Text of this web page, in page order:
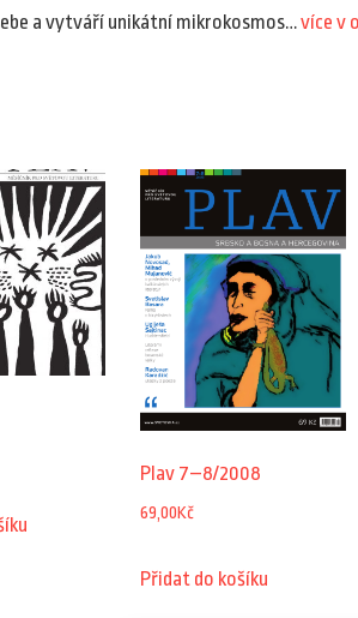
a vytváří unikátní mikrokosmos…více v
Plav 7–8/2008
69,00Kč
Přidat do košíku